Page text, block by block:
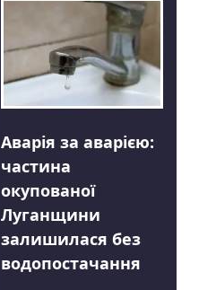
Аварія за аварією:
частина
окупованої
Луганщини
залишилася без
водопостачання